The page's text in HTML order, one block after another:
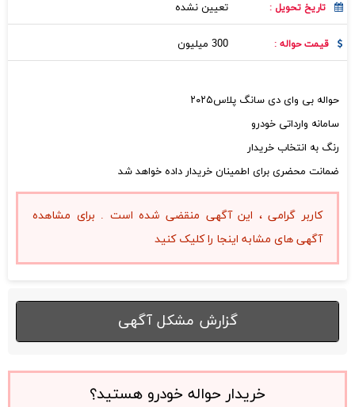
تاریخ تحویل : تعیین نشده
قیمت حواله : 300 میلیون
حواله بی وای دی سانگ پلاس۲۰۲۵
سامانه وارداتی خودرو
رنگ به انتخاب خریدار
ضمانت محضری برای اطمینان خریدار داده خواهد شد
کاربر گرامی ، این آگهی منقضی شده است . برای مشاهده
آگهی های مشابه اینجا را کلیک کنید
گزارش مشکل آگهی
خریدار حواله خودرو هستید؟